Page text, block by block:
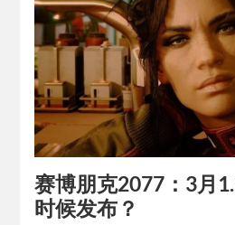
赛博朋克2077：3月
时候发布？